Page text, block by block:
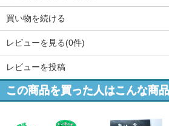
買い物を続ける
レビューを見る(0件)
レビューを投稿
この商品を買った人はこんな商